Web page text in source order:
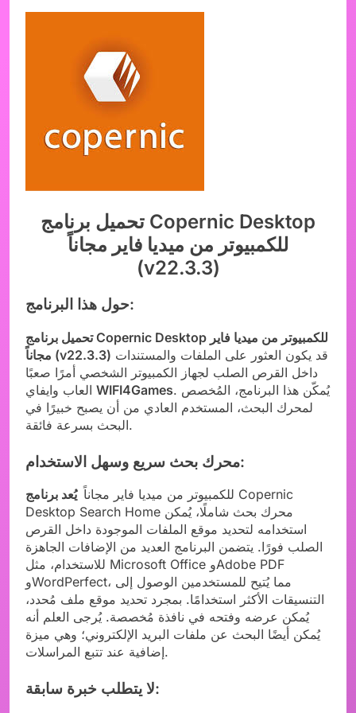
تحميل برنامج Copernic Desktop
للكمبيوتر من ميديا فاير مجاناً
(v22.3.3)
حول هذا البرنامج:
تحميل برنامج Copernic Desktop للكمبيوتر من ميديا فاير
مجاناً (v22.3.3)
داخل القرص الصلب لجهاز الكمبيوتر الشخصي أمرًا صعبًا
WIFI4Games. يُمكّن هذا البرنامج، المُخصص
لمحرك البحث، المستخدم العادي من أن يصبح خبيرًا في
البحث بسرعة فائقة.
محرك بحث سريع وسهل الاستخدام:
للكمبيوتر من ميديا فاير مجاناً يُعد برنامج
Copernic
Desktop Search Home محرك بحث شاملًا، يُمكن
استخدامه لتحديد موقع الملفات الموجودة داخل القرص
الصلب فورًا. يتضمن البرنامج العديد من الإضافات الجاهزة
للاستخدام، مثل Microsoft Office وAdobe PDF
وWordPerfect، مما يُتيح للمستخدمين الوصول إلى
التنسيقات الأكثر استخدامًا. بمجرد تحديد موقع ملف مُحدد،
يُمكن عرضه وفتحه في نافذة مُخصصة. يُرجى العلم أنه
يُمكن أيضًا البحث عن ملفات البريد الإلكتروني؛ وهي ميزة
إضافية عند تتبع المراسلات.
لا يتطلب خبرة سابقة: